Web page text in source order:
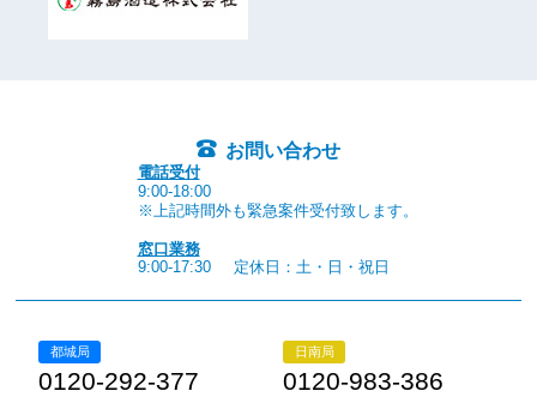
お問い合わせ
電話受付
9:00-18:00
※上記時間外も緊急案件受付致します。
窓口業務
9:00-17:30
定休日：土・日・祝日
都城局
0120-292-377
日南局
0120-983-386